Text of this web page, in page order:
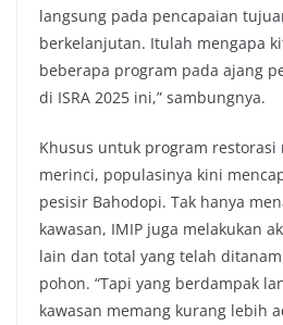
langsung pada pencapaian
berkelanjutan. Itulah mengapa
beberapa program pada ajang
di ISRA 2025 ini,” sambungnya.
Khusus untuk program restorasi
merinci, populasinya kini
pesisir Bahodopi. Tak hanya
kawasan, IMIP juga melakukan
lain dan total yang telah
pohon. “Tapi yang berdampak
kawasan memang kurang lebih